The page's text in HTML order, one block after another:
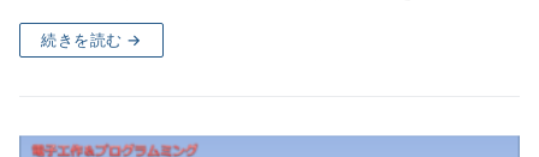
続きを読む →